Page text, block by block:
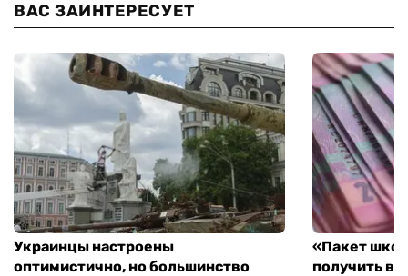
ВАС ЗАИНТЕРЕСУЕТ
Украинцы настроены
оптимистично, но большинство
«Пакет
получить